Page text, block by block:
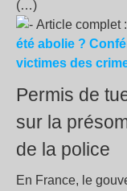
(…)
Article complet :
été abolie ?
victimes des
Permis de
sur la
de la police
En France, le